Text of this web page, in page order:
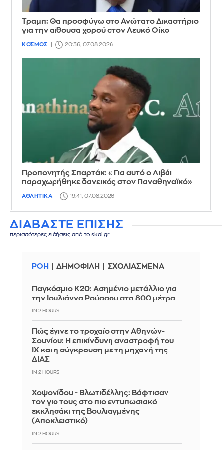
Τραμπ: Θα προσφύγω στο Ανώτατο Δικαστήριο
για την αίθουσα χορού στον Λευκό Οίκο
ΚΟΣΜΟΣ 20:36, 07.08.2026
Προπονητής Σπαρτάκ: «Για αυτό ο Λιβάι
παραχωρήθηκε δανεικός στον Παναθηναϊκό»
ΑΘΛΗΤΙΚΑ 19:41, 07.08.2026
ΔΙΑΒΑΣΤΕ ΕΠΙΣΗΣ
περισσότερες ειδήσεις από το skai.gr
ΡΟΗ ΔΗΜΟΦΙΛΗ ΣΧΟΛΙΑΣΜΕΝΑ
Παγκόσμιο Κ20: Ασημένιο μετάλλιο για
την Ιουλιάννα Ρούσσου στα 800 μέτρα
IN 2 HOURS
Πώς έγινε το τροχαίο στην Αθηνών-
Σουνίου: Η επικίνδυνη αναστροφή του
ΙΧ και η σύγκρουση με τη μηχανή της
ΔΙΑΣ
IN 2 HOURS
Χοψονίδου - Βλωτιδέλλης: Βάφτισαν
τον γιο τους στο πιο εντυπωσιακό
εκκλησάκι της Βουλιαγμένης
(Αποκλειστικό)
IN 2 HOURS